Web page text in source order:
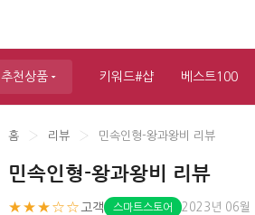
추천상품 키워드#샵 베스트100
홈 › 리뷰 › 민속인형-왕과왕비 리뷰
민속인형-왕과왕비 리뷰
★★★☆☆ 고객 스마트스토어 2023년 06월